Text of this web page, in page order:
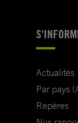
Actualités
Par pays
Repères